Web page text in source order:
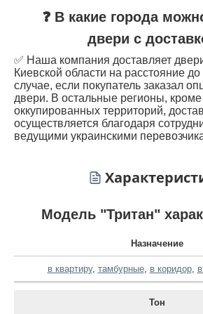
❓ В какие города
двери с
✅ Наша компания доставляет
Киевской области на расстояние
случае, если покупатель заказал
двери. В остальные регионы,
оккупированных территорий,
осуществляется благодаря
ведущими украинскими
Модель "Тритан"
Назначение
в квартиру, тамбурные, в коридор,
Тон